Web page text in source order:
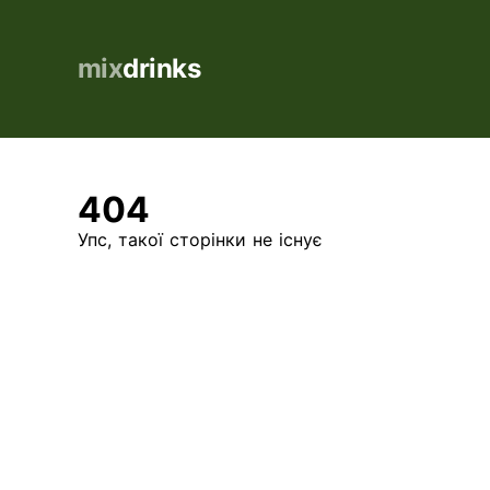
mixdrinks
404
Упс, такої сторінки не існує